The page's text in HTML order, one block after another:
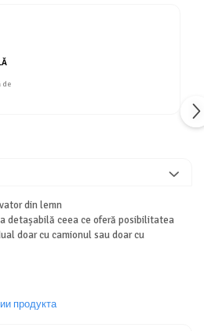
de
din lemn
detașabilă ceea ce oferă posibilitatea
doar cu camionul sau doar cu
продукта